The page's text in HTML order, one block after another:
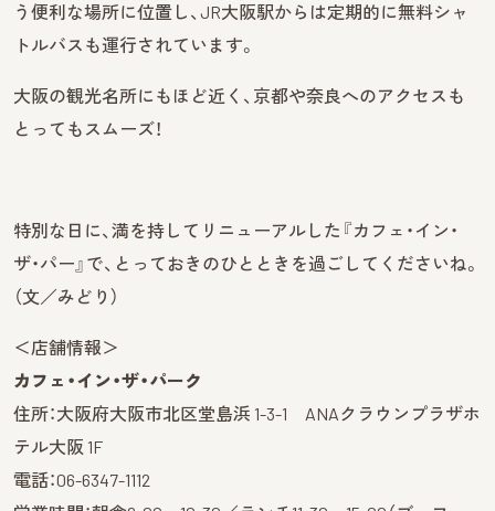
う便利な場所に位置し、JR大阪駅からは定期的に無料シャ
トルバスも運行されています。
大阪の観光名所にもほど近く、京都や奈良へのアクセスも
とってもスムーズ！
特別な日に、満を持してリニューアルした『カフェ・イン・
ザ・パー』で、とっておきのひとときを過ごしてくださいね。
（文／みどり）
＜店舗情報＞
カフェ・イン・ザ・パーク
住所：大阪府大阪市北区堂島浜 1-3-1 ANAクラウンプラザホ
テル大阪 1F
電話：06-6347-1112